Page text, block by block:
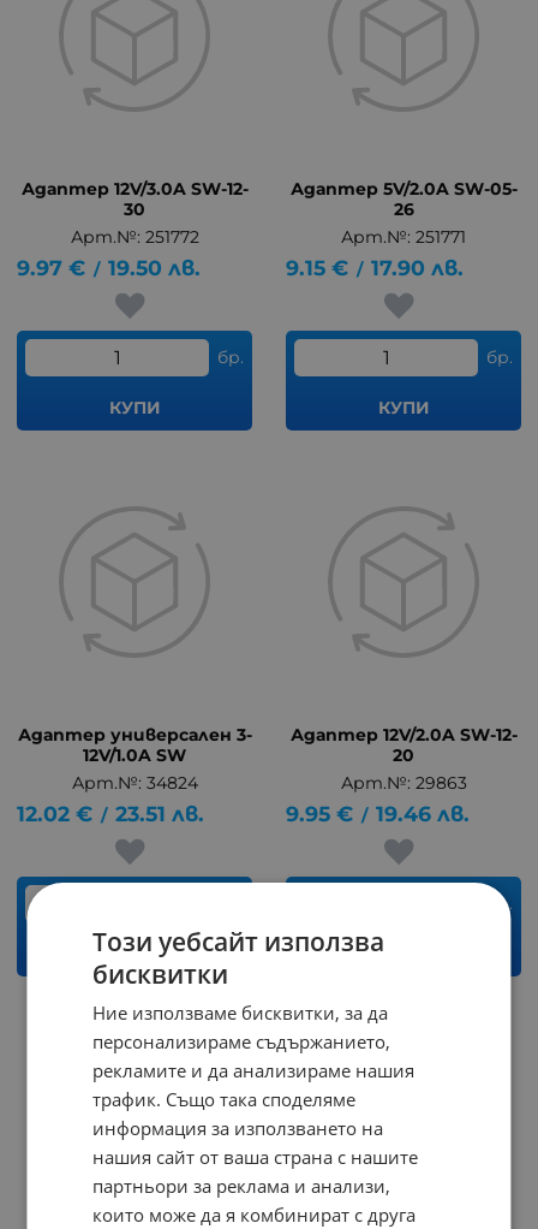
Адаптер 12V/3.0A SW-12-
30
Арт.№: 251772
9.97 € / 19.50 лв.
бр.
КУПИ
Адаптер 5V/2.0A SW-05-
26
Арт.№: 251771
9.15 € / 17.90 лв.
бр.
КУПИ
Адаптер универсален 3-
12V/1.0A SW
Арт.№: 34824
12.02 € / 23.51 лв.
КУПИ
Адаптер 12V/2.0A SW-12-
20
Арт.№: 29863
9.95 € / 19.46 лв.
бр.
КУПИ
На страница по:
Този уебсайт използва
бисквитки
Ние използваме бисквитки, за да
персонализираме съдържанието,
рекламите и да анализираме нашия
трафик. Също така споделяме
информация за използването на
нашия сайт от ваша страна с нашите
партньори за реклама и анализи,
които може да я комбинират с друга